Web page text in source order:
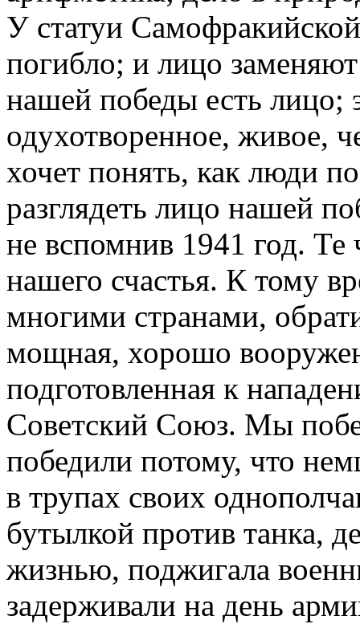
У статуи
погибло; и лицо
нашей победы есть лицо;
одухотворенное, живое,
хочет понять, как люди
разглядеть лицо нашей
не вспомнив 1941 год.
нашего счастья. К тому
многими странами,
мощная, хорошо
подготовленная к
Советский Союз. Мы
победили потому, что
в трупах своих
бутылкой против танка,
жизнью, поджигала
задерживали на день